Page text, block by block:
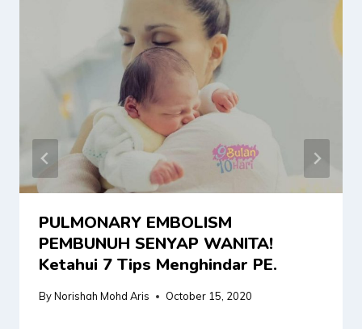
PULMONARY EMBOLISM
PEMBUNUH SENYAP WANITA!
Ketahui 7 Tips Menghindar PE.
ByNorishah Mohd Aris October 15, 2020